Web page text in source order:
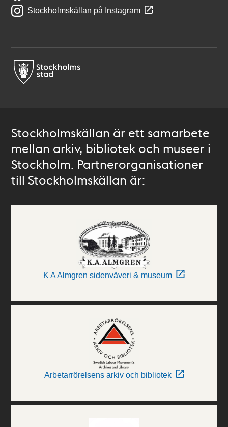
Stockholmskällan på Instagram
Stockholmskällan är ett samarbete
mellan arkiv, bibliotek och museer i
Stockholm. Partnerorganisationer
till Stockholmskällan är:
K A Almgren sidenväveri & museum
Arbetarrörelsens arkiv och bibliotek